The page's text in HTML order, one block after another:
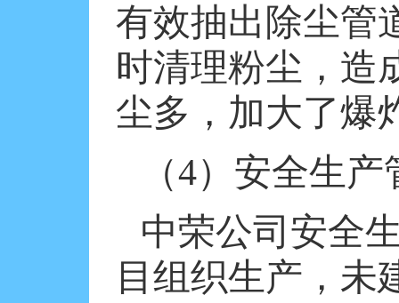
有效抽出除尘管
时清理粉尘，造
尘多，加大了爆
（4）安全生产
中荣公司安全
目组织生产，未